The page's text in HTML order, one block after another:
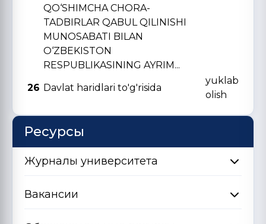
QO‘SHIMCHA CHORA-
TADBIRLAR QABUL QILINISHI
MUNOSABATI BILAN
O‘ZBЕKISTON
RЕSPUBLIKASINING AYRIM...
26 Davlat haridlari to'g'risida
yuklab
olish
Ресурсы
Журналы университета
Вакансии